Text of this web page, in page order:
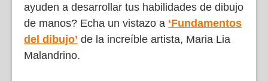
ayuden a desarrollar tus habilidades de dibujo
de manos? Echa un vistazo a ‘Fundamentos
del dibujo’ de la increíble artista, Maria Lia
Malandrino.